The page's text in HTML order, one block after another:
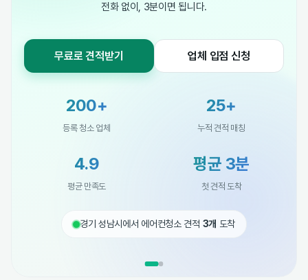
전화 없이, 3분이면 됩니다.
경기 성남시에서 에어컨청소 견적 3개 도착
200+
등록 청소 업체
25+
누적 견적 매칭
4.9
평균 만족도
평균 3분
첫 견적 도착
무료로 견적받기 업체 입점 신청